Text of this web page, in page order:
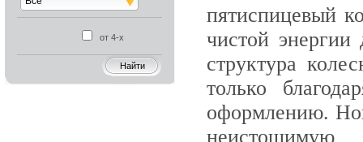
от 4-х
пятиспицевый
чистой
структура
только
оформлению.
неистощимую